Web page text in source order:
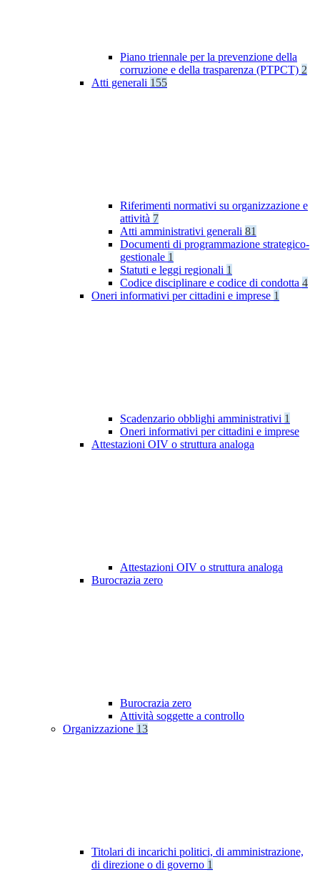
Piano triennale per la prevenzione della
corruzione e della trasparenza (PTPCT) 2
Atti generali 155
Riferimenti normativi su organizzazione e
attività 7
Atti amministrativi generali 81
Documenti di programmazione strategico-
gestionale 1
Statuti e leggi regionali 1
Codice disciplinare e codice di condotta 4
Oneri informativi per cittadini e imprese 1
Scadenzario obblighi amministrativi 1
Oneri informativi per cittadini e imprese
Attestazioni OIV o struttura analoga
Attestazioni OIV o struttura analoga
Burocrazia zero
Burocrazia zero
Attività soggette a controllo
Organizzazione 13
Titolari di incarichi politici, di amministrazione,
di direzione o di governo 1